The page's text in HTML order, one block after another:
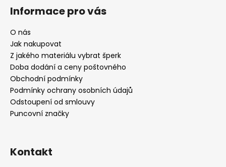
Informace pro vás
O nás
Jak nakupovat
Z jakého materiálu vybrat šperk
Doba dodání a ceny poštovného
Obchodní podmínky
Podmínky ochrany osobních údajů
Odstoupení od smlouvy
Puncovní značky
Kontakt